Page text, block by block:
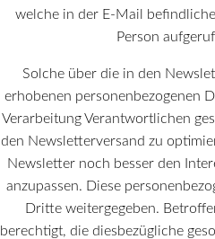
welche in der E-Mail
Person
Solche über die in den
erhobenen personenbezogenen
Verarbeitung Verantwortlichen
den Newsletterversand zu
Newsletter noch besser den
anzupassen. Diese
Dritte weitergegeben.
berechtigt, die diesbezügliche